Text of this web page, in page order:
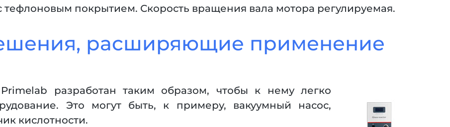
покрытием. Скорость вращения вала мотора регулируемая.
расширяющие применение
разработан таким образом, чтобы к нему легко
Это могут быть, к примеру, вакуумный насос,
кислотности.